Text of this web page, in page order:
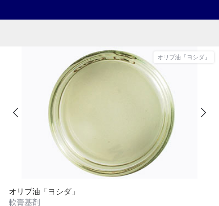
オリブ油「ヨシダ」
オリブ油「ヨシダ」
軟膏基剤